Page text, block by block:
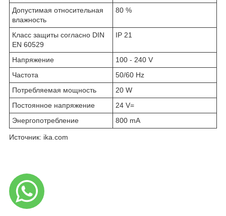
Допустимая относительная
влажность
80 %
Класс защиты согласно DIN
EN 60529
IP 21
Напряжение
100 - 240 V
Частота
50/60 Hz
Потребляемая мощность
20 W
Постоянное напряжение
24 V=
Энергопотребление
800 mA
Источник: ika.com